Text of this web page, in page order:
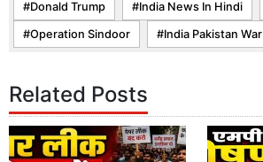
Donald Trump India News In Hindi
Operation Sindoor India Pakistan War
Related Posts